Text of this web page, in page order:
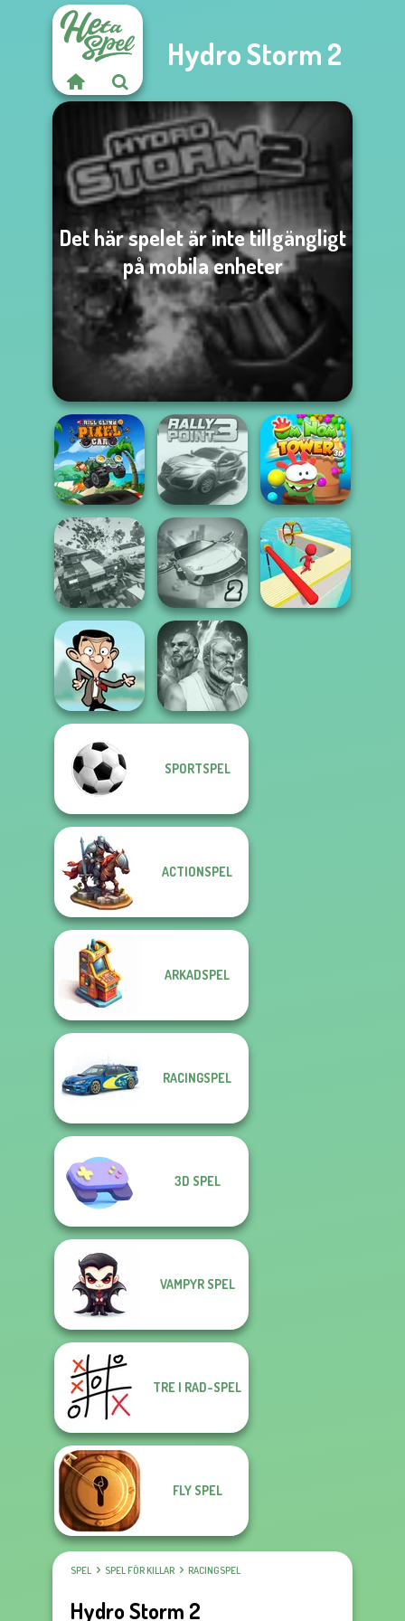
Hydro Storm 2
Det här spelet är inte tillgängligt
på mobila enheter
Hill Climb Pixel
Car
Rally Point 3
Om Nom Tower
3D
Carnage Battle
Arena
Ultimate Flying
Car 2
Mr Bean Jump
Fighter Legends
SPORTSPEL
ACTIONSPEL
ARKADSPEL
RACINGSPEL
3D SPEL
VAMPYR SPEL
TRE I RAD-SPEL
FLY SPEL
SPEL SPEL FÖR KILLAR RACINGSPEL
Hydro Storm 2